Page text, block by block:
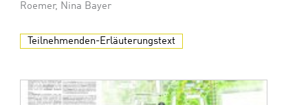
Roemer, Nina Bayer
Teilnehmenden-Erläuterungstext